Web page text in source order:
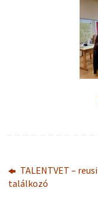
TALENTVET – reusi
találkozó